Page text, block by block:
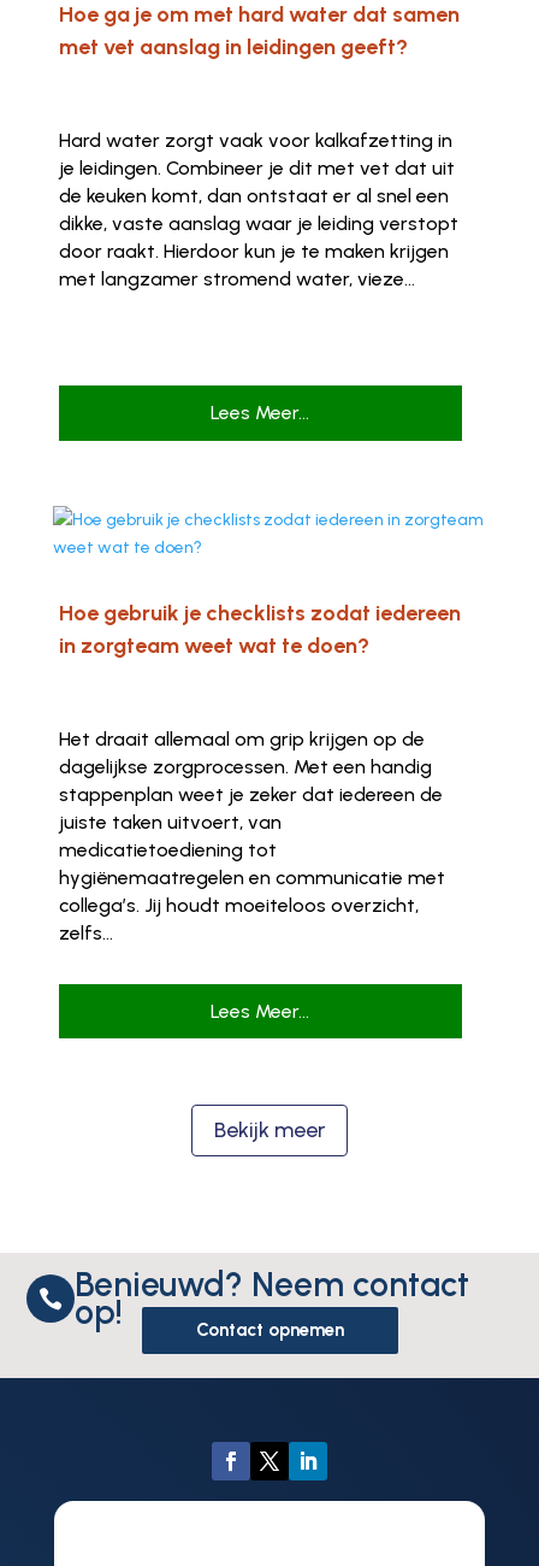
Hoe ga je om met hard water dat samen
met vet aanslag in leidingen geeft?
Hard water zorgt vaak voor kalkafzetting in
je leidingen. Combineer je dit met vet dat uit
de keuken komt, dan ontstaat er al snel een
dikke, vaste aanslag waar je leiding verstopt
door raakt. Hierdoor kun je te maken krijgen
met langzamer stromend water, vieze...
Lees Meer...
Hoe gebruik je checklists zodat iedereen
in zorgteam weet wat te doen?
Het draait allemaal om grip krijgen op de
dagelijkse zorgprocessen. Met een handig
stappenplan weet je zeker dat iedereen de
juiste taken uitvoert, van
medicatietoediening tot
hygiënemaatregelen en communicatie met
collega’s. Jij houdt moeiteloos overzicht,
zelfs...
Lees Meer...
Bekijk meer
 Benieuwd? Neem contact
op! Contact opnemen